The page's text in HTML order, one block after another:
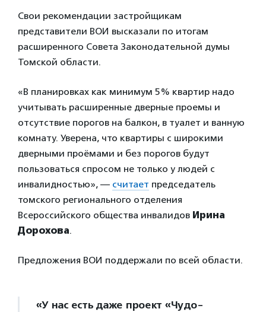
Свои рекомендации застройщикам
представители ВОИ высказали по итогам
расширенного Совета Законодательной думы
Томской области.
«В планировках как минимум 5% квартир надо
учитывать расширенные дверные проемы и
отсутствие порогов на балкон, в туалет и ванную
комнату. Уверена, что квартиры с широкими
дверными проёмами и без порогов будут
пользоваться спросом не только у людей с
инвалидностью», — считает председатель
томского регионального отделения
Всероссийского общества инвалидов Ирина
Дорохова.
Предложения ВОИ поддержали по всей области.
«У нас есть даже проект «Чудо-